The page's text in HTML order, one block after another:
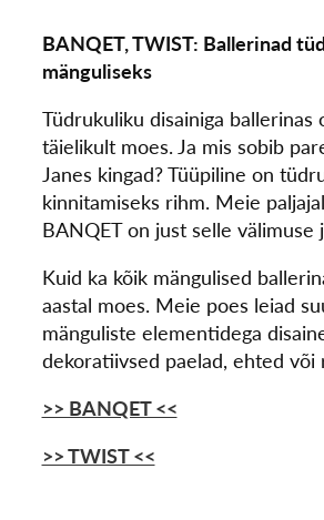
BANQET, TWIST: Ballerinad
mänguliseks
Tüdrukuliku disainiga ballerinas
täielikult moes. Ja mis sobib
Janes kingad? Tüüpiline on
kinnitamiseks rihm. Meie
BANQET on just selle välimuse
Kuid ka kõik mängulised
aastal moes. Meie poes leiad
mänguliste elementidega
dekoratiivsed paelad, ehted või
>> BANQET <<
>> TWIST <<